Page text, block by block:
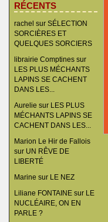
RÉCENTS
rachel sur SÉLECTION
SORCIÈRES ET
QUELQUES SORCIERS
librairie Comptinessur
LES PLUS MÉCHANTS
LAPINS SE CACHENT
DANS LES...
Aurelie sur LES PLUS
MÉCHANTS LAPINS SE
CACHENT DANS LES...
Marion Le Hir de Fallois
sur UN RÊVE DE
LIBERTÉ
Marine sur LE NEZ
Liliane FONTAINEsur LE
NUCLÉAIRE, ON EN
PARLE ?